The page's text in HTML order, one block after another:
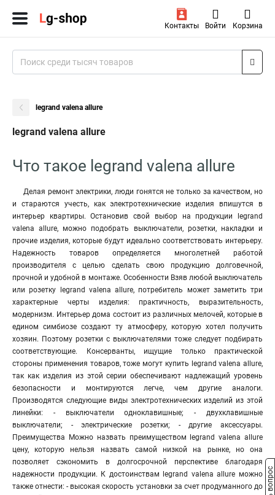
Контакты Войти Корзина
legrand valena allure
legrand valena allure
Что такое legrand valena allure
Делая ремонт электрики, люди гонятся не только за качеством, но
и стараются учесть, как электротехнические изделия впишутся в
интерьер квартиры. Остановив свой выбор на продукции legrand
valena allure, можно подобрать выключатели, розетки, накладки и
прочие изделия, которые будут идеально соответствовать интерьеру.
Надежность товаров определяется многолетней работой
производителя с целью сделать свою продукцию долговечной,
прочной и удобной в монтаже. Особенности Взяв любой выключатель
или розетку legrand valena allure, потребитель может заметить три
характерные черты изделия: практичность, выразительность,
модернизм. Интерьер дома состоит из различных мелочей, которые в
едином симбиозе создают ту атмосферу, которую хотел получить
хозяин. Поэтому розетки с выключателями тоже следует подбирать
соответствующие. Консерванты, ищущие только практической
стороны применения товаров, тоже могут купить legrand valena allure,
так как изделия из этой серии обеспечивают надлежащий уровень
безопасности и монтируются легче, чем другие аналоги.
Производятся следующие виды электротехнических изделий из этой
линейки: - выключатели одноклавишные; - двухклавишные
выключатели; - электрические розетки; - другие аксессуары.
Преимущества Можно назвать преимуществом legrand valena allure
цену, которую нельзя назвать самой низкой на рынке, но она
позволяет сэкономить в долгосрочной перспективе благодаря
надежности продукции. К достоинствам legrand valena allure можно
также отнести: - высокая скорость установки за счет продуманного до